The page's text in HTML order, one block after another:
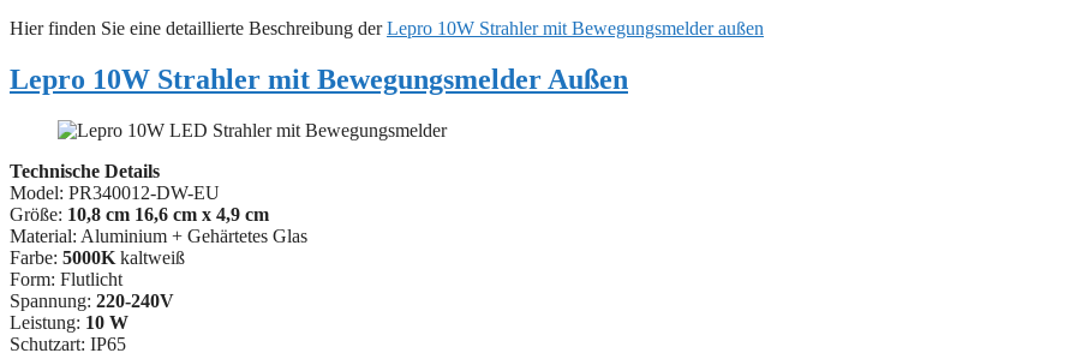
Hier finden Sie eine detaillierte Beschreibung derLepro 10W Strahler mit Bewegungsmelder außen
Lepro 10W Strahler mit Bewegungsmelder Außen
Technische Details
Model: PR340012-DW-EU
Größe: 10,8 cm 16,6 cm x 4,9 cm
Material: ‎‎Aluminium + Gehärtetes Glas
Farbe: 5000K kaltweiß
Form: Flutlicht
Spannung: 220-240V
Leistung: 10 W
Schutzart: IP65